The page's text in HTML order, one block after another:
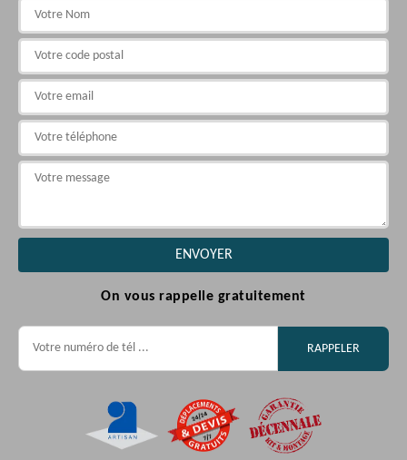
On vous rappelle gratuitement